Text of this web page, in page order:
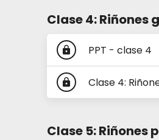
Clase 4: Riñones
lock PPT - clase 4
lock Clase 4:
Clase 5: Riñones